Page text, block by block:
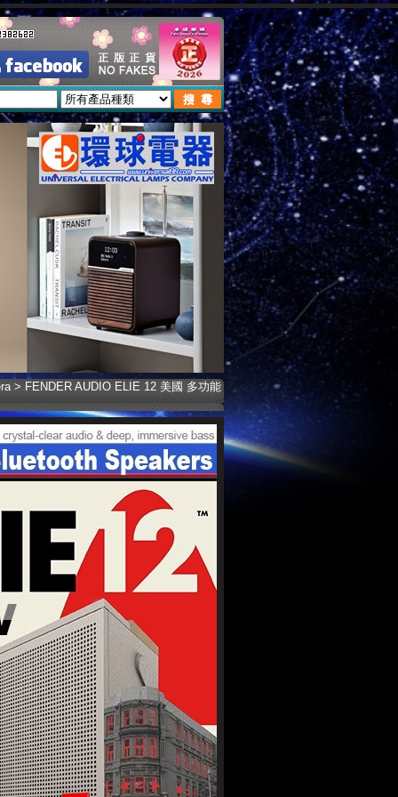
> FENDER AUDIO ELIE 12 美國 多功能